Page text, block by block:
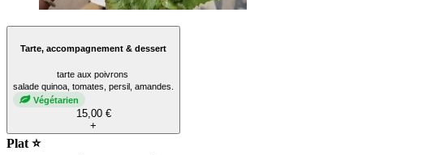
Tarte, accompagnement & dessert
tarte aux poivrons
salade quinoa, tomates, persil, amandes.
Végétarien
15,00 €
+
Plat ⭐